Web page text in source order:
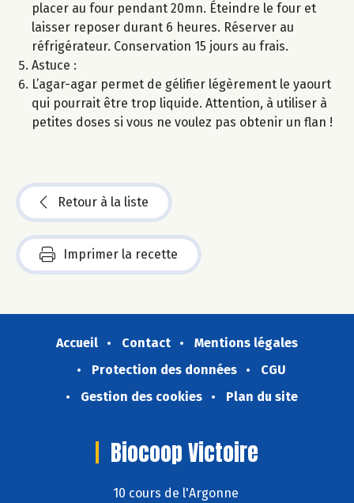
placer au four pendant 20mn. Éteindre le four et
laisser reposer durant 6 heures. Réserver au
réfrigérateur. Conservation 15 jours au frais.
Astuce :
L’agar-agar permet de gélifier légèrement le yaourt
qui pourrait être trop liquide. Attention, à utiliser à
petites doses si vous ne voulez pas obtenir un flan !
Retour à la liste
Imprimer la recette
Accueil Contact
Mentions légales
Protection des données
CGU
Gestion des cookies
Plan du site
Biocoop Victoire
10 cours de l'Argonne